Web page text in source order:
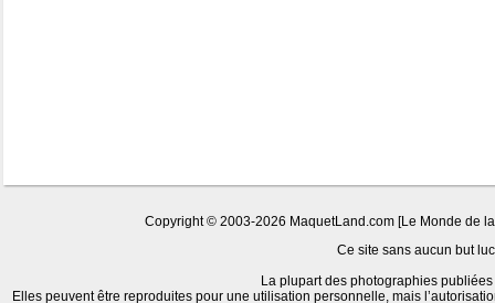
Copyright © 2003-2026 MaquetLand.com [Le Monde de
Ce site sans aucun but
La plupart des photographies
Elles peuvent être reproduites pour une utilisation personnelle, mais